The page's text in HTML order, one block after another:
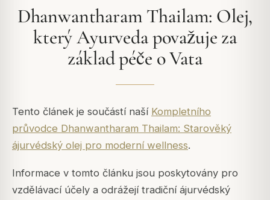
Dhanwantharam Thailam: Olej,
který Ayurveda považuje za
základ péče o Vata
Tento článek je součástí naší Kompletního
průvodce Dhanwantharam Thailam: Starověký
ájurvédský olej pro moderní wellness.
Informace v tomto článku jsou poskytovány pro
vzdělávací účely a odrážejí tradiční ájurvédský